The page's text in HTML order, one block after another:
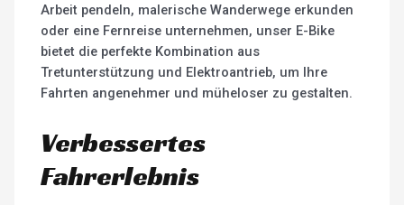
Arbeit pendeln, malerische Wanderwege erkunden
oder eine Fernreise unternehmen, unser E-Bike
bietet die perfekte Kombination aus
Tretunterstützung und Elektroantrieb, um Ihre
Fahrten angenehmer und müheloser zu gestalten.
Verbessertes
Fahrerlebnis